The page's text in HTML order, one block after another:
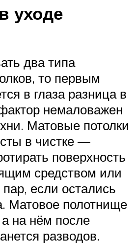
уходе
два типа
то первым
в глаза разница в
немаловажен
Матовые потолки
в чистке —
поверхность
средством или
если остались
Матовое полотнище
а на нём после
разводов.